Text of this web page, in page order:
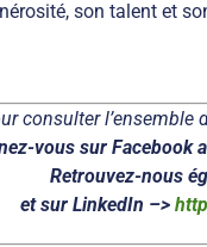
son talent et
consulter l’ensemble
vous sur Facebook
Retrouvez-nous
et sur LinkedIn –>